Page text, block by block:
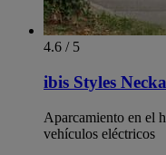
4.6 / 5
ibis Styles
Aparcamiento en el
vehículos eléctricos